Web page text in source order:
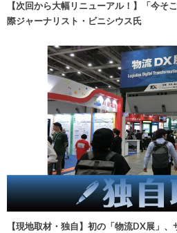
【次回から大幅リニューアル！】「今
際ジャーナリスト・ビニシウス氏
【現地取材・独自】初の「物流DX展」